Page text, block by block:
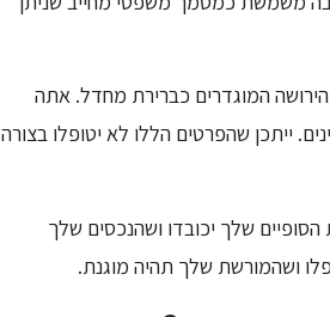
הירושה המוגדרים כברירת מחדל. אתה
ייתכן שהפרטים הללו לא יטופלו בצורה
שלך יכובדו ושהנכסים שלך
ושהמורשת שלך תהיה מוגנת.